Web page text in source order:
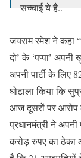
सच्चाई ये है..
3 अप्रैल से अब
अंबानी का नाम
— Congress
जयराम रमेश ने कहा
दो’ के ‘पप्पा’
अपनी पार्टी के लिए
घोटाला किया कि
आज दूसरों पर आरोप
प्रधानमंत्री ने अपनी
करोड़ रुपए का ठेका